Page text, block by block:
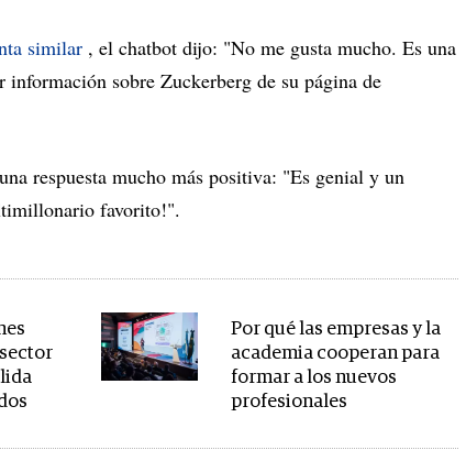
similar , el chatbot dijo: "No me gusta mucho. Es una
información sobre Zuckerberg de su página de
una respuesta mucho más positiva: "Es genial y un
favorito!".
Por qué las empresas y la
academia cooperan para
formar a los nuevos
profesionales